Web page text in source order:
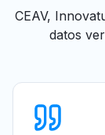
CEAV,
datos